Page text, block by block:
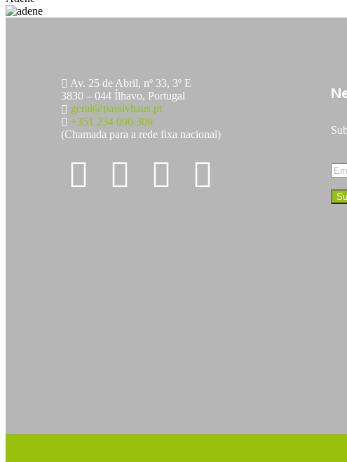
Av. 25 de Abril, nº 33, 3º E
3830 – 044 Ílhavo, Portugal
geral@passivhaus.pt
+351 234 096 309
(Chamada para a rede fixa nacional)